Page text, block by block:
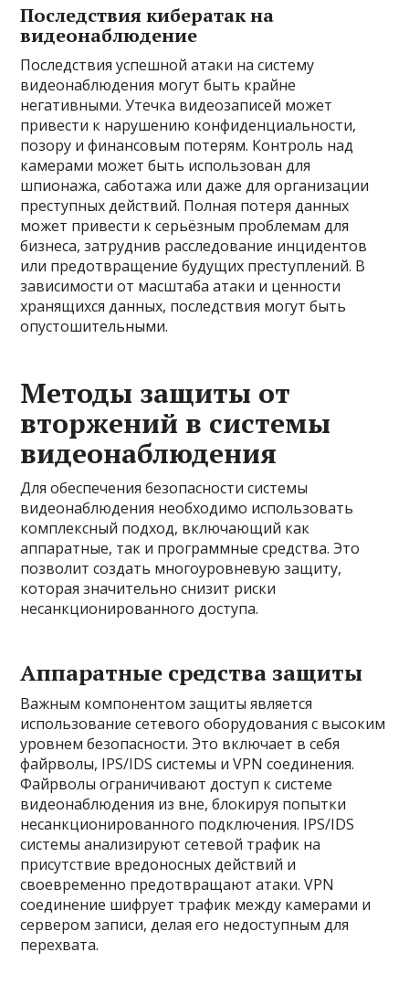
Последствия кибератак на
видеонаблюдение
Последствия успешной атаки на систему
видеонаблюдения могут быть крайне
негативными. Утечка видеозаписей может
привести к нарушению конфиденциальности,
позору и финансовым потерям. Контроль над
камерами может быть использован для
шпионажа, саботажа или даже для организации
преступных действий. Полная потеря данных
может привести к серьёзным проблемам для
бизнеса, затруднив расследование инцидентов
или предотвращение будущих преступлений. В
зависимости от масштаба атаки и ценности
хранящихся данных, последствия могут быть
опустошительными.
Методы защиты от
вторжений в системы
видеонаблюдения
Для обеспечения безопасности системы
видеонаблюдения необходимо использовать
комплексный подход, включающий как
аппаратные, так и программные средства. Это
позволит создать многоуровневую защиту,
которая значительно снизит риски
несанкционированного доступа.
Аппаратные средства защиты
Важным компонентом защиты является
использование сетевого оборудования с высоким
уровнем безопасности. Это включает в себя
файрволы, IPS/IDS системы и VPN соединения.
Файрволы ограничивают доступ к системе
видеонаблюдения из вне, блокируя попытки
несанкционированного подключения. IPS/IDS
системы анализируют сетевой трафик на
присутствие вредоносных действий и
своевременно предотвращают атаки. VPN
соединение шифрует трафик между камерами и
сервером записи, делая его недоступным для
перехвата.